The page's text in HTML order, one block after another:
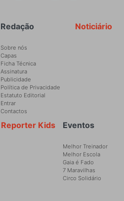
Noticiário
Redação
Sobre nós
Capas
Ficha Técnica
Assinatura
Publicidade
Política de Privacidade
Estatuto Editorial
Entrar
Contactos
Eventos
Melhor Treinador
Melhor Escola
Gaia é Fado
7 Maravilhas
Circo Solidário
Reporter Kids